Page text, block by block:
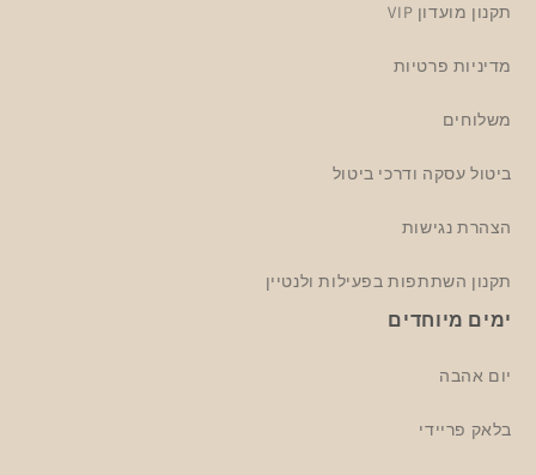
תקנון מועדון VIP
מדיניות פרטיות
משלוחים
ביטול עסקה ודרכי ביטול
הצהרת נגישות
תקנון השתתפות בפעילות ולנטיין
ימים מיוחדים
יום אהבה
בלאק פריידי